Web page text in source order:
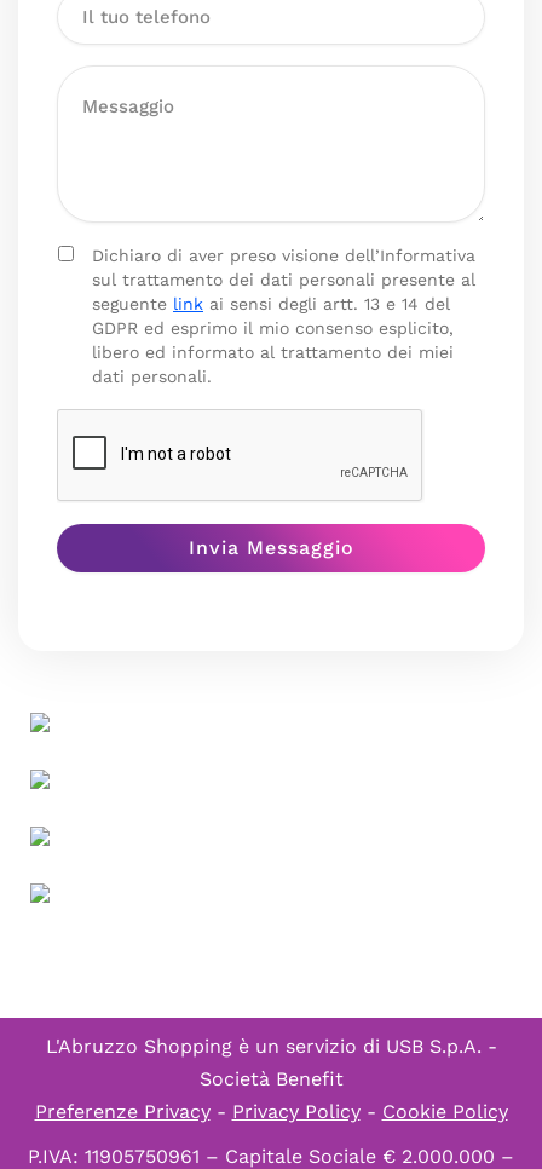
Dichiaro di aver preso visione dell’Informativa
sul trattamento dei dati personali presente al
seguente link ai sensi degli artt. 13 e 14 del
GDPR ed esprimo il mio consenso esplicito,
libero ed informato al trattamento dei miei
dati personali.
L'Abruzzo Shopping è un servizio di USB S.p.A. -
Società Benefit
Preferenze Privacy- Privacy Policy- Cookie Policy
P.IVA: 11905750961 – Capitale Sociale € 2.000.000 –